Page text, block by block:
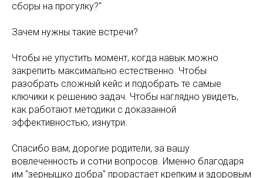
сборы на прогулку?"
Зачем нужны такие встречи?
Чтобы не упустить момент, когда навык можно
закрепить максимально естественно. Чтобы
разобрать сложный кейс и подобрать те самые
ключики к решению задач. Чтобы наглядно увидеть,
как работают методики с доказанной
эффективностью, изнутри.
Спасибо вам, дорогие родители, за вашу
вовлеченность и сотни вопросов. Именно благодаря
им "зернышко добра" прорастает крепким и здоровым